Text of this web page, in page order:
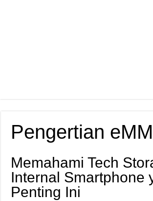
Pengertian
Memahami Tech
Internal Smartphone
Penting Ini